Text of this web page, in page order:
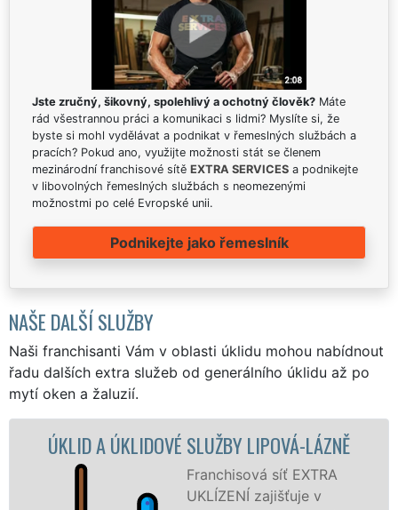
Jste zručný, šikovný, spolehlivý a ochotný člověk? Máte
rád všestrannou práci a komunikaci s lidmi? Myslíte si, že
byste si mohl vydělávat a podnikat v řemeslných službách a
pracích? Pokud ano, využijte možnosti stát se členem
mezinárodní franchisové sítě EXTRA SERVICES a podnikejte
v libovolných řemeslných službách s neomezenými
možnostmi po celé Evropské unii.
Podnikejte jako řemeslník
NAŠE DALŠÍ SLUŽBY
Naši franchisanti Vám v oblasti úklidu mohou nabídnout
řadu dalších extra služeb od generálního úklidu až po
mytí oken a žaluzií.
SLUŽBY LIPOVÁ-LÁZNĚ
Franchisová síť EXTRA
UKLÍZENÍ zajišťuje v
ÚKLIDOVÁ